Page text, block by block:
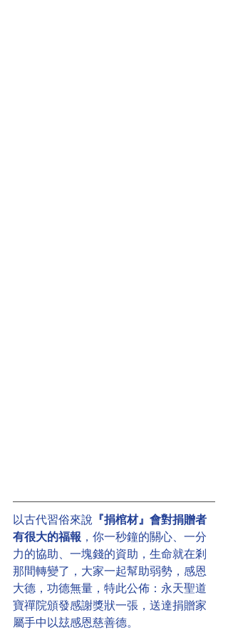
以古代習俗來說 『捐棺材』會對捐贈者
有很大的福報 ，你一秒鐘的關心、一分
力的協助、一塊錢的資助，生命就在剎
那間轉變了，大家一起幫助弱勢，感恩
大德，功德無量，特此公佈：永天聖道
寶禪院頒發感謝獎狀一張，送達捐贈家
屬手中以玆感恩慈善德。